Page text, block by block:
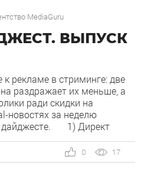
MediaGuru
ВЫПУСК
рекламе в стриминге: две
раздражает их меньше, а
ради скидки на
новостях за неделю
дайджесте. 1) Директ
динамический
и интеграций со
17
0